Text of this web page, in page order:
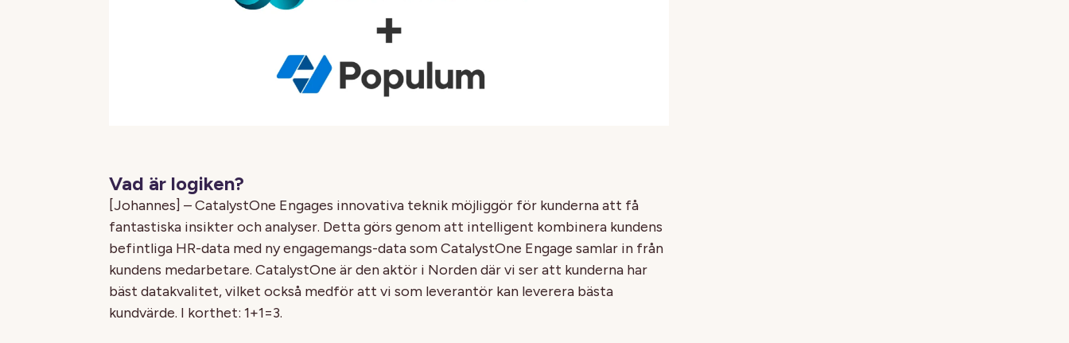
Vad är logiken?
[Johannes] – CatalystOne Engages innovativa teknik möjliggör för kunderna att få
fantastiska insikter och analyser. Detta görs genom att intelligent kombinera kundens
befintliga HR-data med ny engagemangs-data som CatalystOne Engage samlar in från
kundens medarbetare. CatalystOne är den aktör i Norden där vi ser att kunderna har
bäst datakvalitet, vilket också medför att vi som leverantör kan leverera bästa
kundvärde. I korthet: 1+1=3.